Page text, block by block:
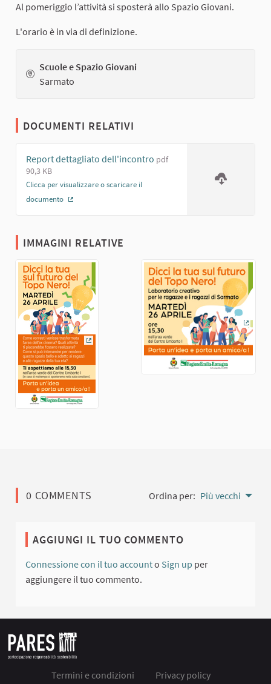
Al pomeriggio l’attività si sposterà allo Spazio Giovani.
L'orario è in via di definizione.
Scuole e Spazio Giovani
Sarmato
DOCUMENTI RELATIVI
Report dettagliato dell'incontro pdf
90,3 KB
Clicca per visualizzare o scaricare il
documento
IMMAGINI RELATIVE
(Collegamento esterno)
0 COMMENTS Ordina per: Più vecchi
AGGIUNGI IL TUO COMMENTO
Connessione con il tuo accounto Sign up per
aggiungere il tuo commento.
Termini e condizioni Privacy policy